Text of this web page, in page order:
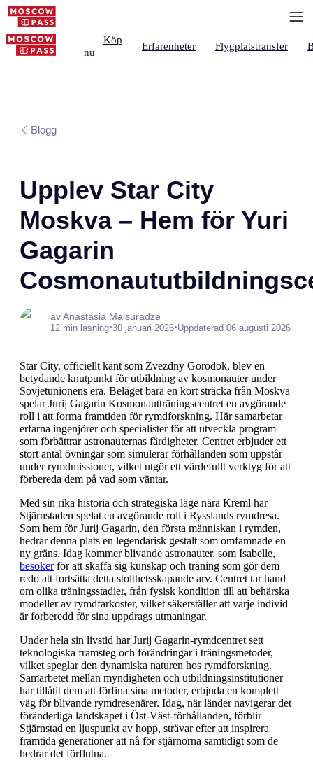
Köp
nu
Erfarenheter Flygplatstransfer
Blogg
Upplev Star City
Moskva – Hem för Yuri
Gagarin
av Anastasia Maisuradze
12 min läsning•30 januari 2026•Uppdaterad 06 augusti 2026
Star City, officiellt känt som Zvezdny Gorodok, blev en
betydande knutpunkt för utbildning av kosmonauter under
Sovjetunionens era. Beläget bara en kort sträcka från Moskva
spelar Jurij Gagarin Kosmonautträningscentret en avgörande
roll i att forma framtiden för rymdforskning. Här samarbetar
erfarna ingenjörer och specialister för att utveckla program
som förbättrar astronauternas färdigheter. Centret erbjuder ett
stort antal övningar som simulerar förhållanden som uppstår
under rymdmissioner, vilket utgör ett värdefullt verktyg för att
förbereda dem på vad som väntar.
Med sin rika historia och strategiska läge nära Kreml har
Stjärnstaden spelat en avgörande roll i Rysslands rymdresa.
Som hem för Jurij Gagarin, den första människan i rymden,
hedrar denna plats en legendarisk gestalt som omfamnade en
ny gräns. Idag kommer blivande astronauter, som Isabelle,
besökerför att skaffa sig kunskap och träning som gör dem
redo att fortsätta detta stolthetsskapande arv. Centret tar hand
om olika träningsstadier, från fysisk kondition till att behärska
modeller av rymdfarkoster, vilket säkerställer att varje individ
är förberedd för sina uppdrags utmaningar.
Under hela sin livstid har Jurij Gagarin-rymdcentret sett
teknologiska framsteg och förändringar i träningsmetoder,
vilket speglar den dynamiska naturen hos rymdforskning.
Samarbetet mellan myndigheten och utbildningsinstitutioner
har tillåtit dem att förfina sina metoder, erbjuda en komplett
väg för blivande rymdresenärer. Idag, när länder navigerar det
föränderliga landskapet i Öst-Väst-förhållanden, förblir
Stjärnstad en ljuspunkt av hopp, strävar efter att inspirera
framtida generationer att nå för stjärnorna samtidigt som de
hedrar det förflutna.